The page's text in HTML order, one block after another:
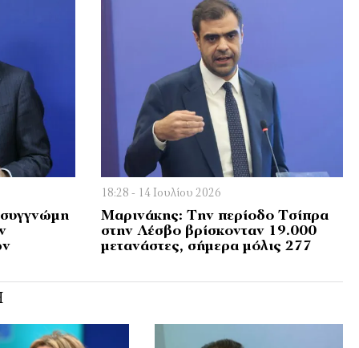
18:28 - 14 Ιουλίου 2026
Μαρινάκης: Την περίοδο Τσίπρα
στην Λέσβο βρίσκονταν 19.000
μετανάστες, σήμερα μόλις 277